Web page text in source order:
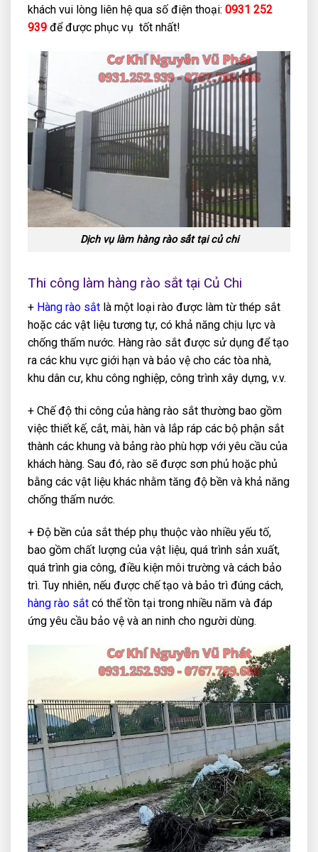
khách vui lòng liên hệ qua số điện thoại: 0931 252
939 để được phục vụ tốt nhất!
Dịch vụ làm hàng rào sắt tại củ chi
Thi công làm hàng rào sắt tại Củ Chi
+ Hàng rào sắt là một loại rào được làm từ thép sắt
hoặc các vật liệu tương tự, có khả năng chịu lực và
chống thấm nước. Hàng rào sắt được sử dụng để tạo
ra các khu vực giới hạn và bảo vệ cho các tòa nhà,
khu dân cư, khu công nghiệp, công trình xây dựng, v.v.
+ Chế độ thi công của hàng rào sắt thường bao gồm
việc thiết kế, cắt, mài, hàn và lắp ráp các bộ phận sắt
thành các khung và bảng rào phù hợp với yêu cầu của
khách hàng. Sau đó, rào sẽ được sơn phủ hoặc phủ
bằng các vật liệu khác nhằm tăng độ bền và khả năng
chống thấm nước.
+ Độ bền của sắt thép phụ thuộc vào nhiều yếu tố,
bao gồm chất lượng của vật liệu, quá trình sản xuất,
quá trình gia công, điều kiện môi trường và cách bảo
trì. Tuy nhiên, nếu được chế tạo và bảo trì đúng cách,
hàng rào sắt có thể tồn tại trong nhiều năm và đáp
ứng yêu cầu bảo vệ và an ninh cho người dùng.